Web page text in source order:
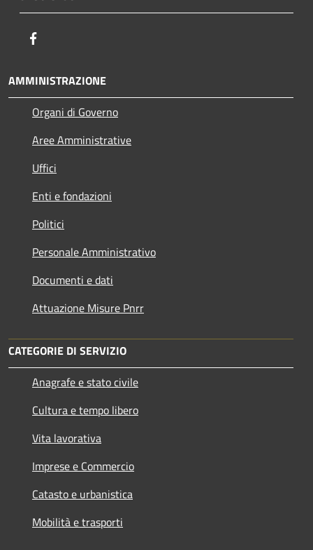
AMMINISTRAZIONE
Organi di Governo
Aree Amministrative
Uffici
Enti e fondazioni
Politici
Personale Amministrativo
Documenti e dati
Attuazione Misure Pnrr
CATEGORIE DI SERVIZIO
Anagrafe e stato civile
Cultura e tempo libero
Vita lavorativa
Imprese e Commercio
Catasto e urbanistica
Mobilità e trasporti